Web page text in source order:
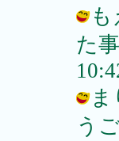
も
た
ま
う